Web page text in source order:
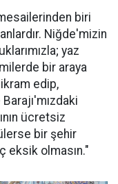
biri
Niğde'mizin
yaz
bir araya
edip,
ücretsiz
bir şehir
eksik olmasın."